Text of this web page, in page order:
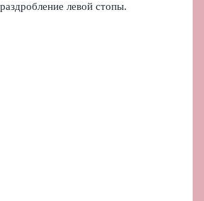
левой стопы.